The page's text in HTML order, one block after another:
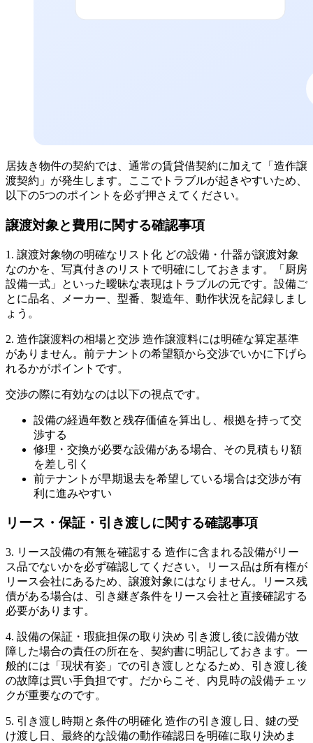
居抜き物件の契約では、通常の賃貸借契約に加えて「造作譲
渡契約」が発生します。ここでトラブルが起きやすいため、
以下の5つのポイントを必ず押さえてください。
譲渡対象と費用に関する確認事項
1. 譲渡対象物の明確なリスト化 どの設備・什器が譲渡対象
なのかを、写真付きのリストで明確にしておきます。「厨房
設備一式」といった曖昧な表現はトラブルの元です。設備ご
とに品名、メーカー、型番、製造年、動作状況を記録しまし
ょう。
2. 造作譲渡料の相場と交渉 造作譲渡料には明確な算定基準
がありません。前テナントの希望額から交渉でいかに下げら
れるかがポイントです。
交渉の際に有効なのは以下の視点です。
設備の経過年数と残存価値を算出し、根拠を持って交
渉する
修理・交換が必要な設備がある場合、その見積もり額
を差し引く
前テナントが早期退去を希望している場合は交渉が有
利に進みやすい
リース・保証・引き渡しに関する確認事項
3. リース設備の有無を確認する 造作に含まれる設備がリー
ス品でないかを必ず確認してください。リース品は所有権が
リース会社にあるため、譲渡対象にはなりません。リース残
債がある場合は、引き継ぎ条件をリース会社と直接確認する
必要があります。
4. 設備の保証・瑕疵担保の取り決め 引き渡し後に設備が故
障した場合の責任の所在を、契約書に明記しておきます。一
般的には「現状有姿」での引き渡しとなるため、引き渡し後
の故障は買い手負担です。だからこそ、内見時の設備チェッ
クが重要なのです。
5. 引き渡し時期と条件の明確化 造作の引き渡し日、鍵の受
け渡し日、最終的な設備の動作確認日を明確に取り決めま